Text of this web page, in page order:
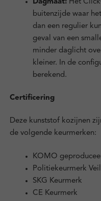
Dagmaat:Het
buitenzijde waar
dan een regulier
geval van een
minder daglicht
kleiner. In de
berekend.
Certificering
Deze kunststof kozijnen
de volgende keurmerken:
KOMO
Politiekeurmerk
SKG Keurmerk
CE Keurmerk